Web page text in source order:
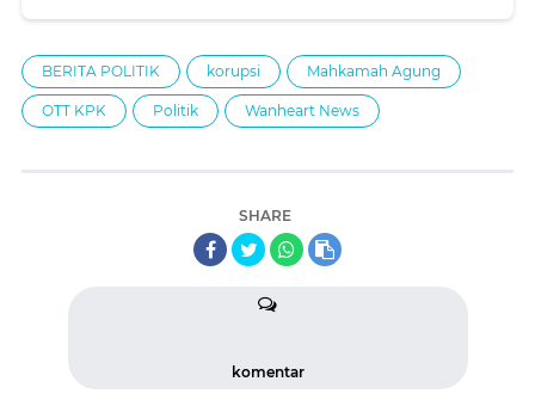
BERITA POLITIK korupsi Mahkamah Agung
OTT KPK Politik Wanheart News
SHARE
komentar